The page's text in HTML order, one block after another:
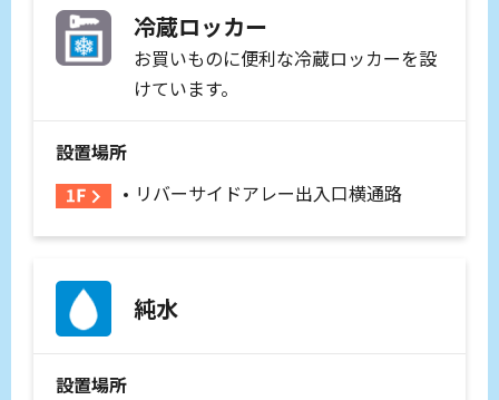
冷蔵ロッカー
お買いものに便利な冷蔵ロッカーを設
けています。
設置場所
リバーサイドアレー出入口横通路
純水
設置場所